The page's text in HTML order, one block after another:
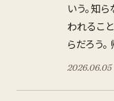
いう。知
われるこ
らだろう
2026.06.05